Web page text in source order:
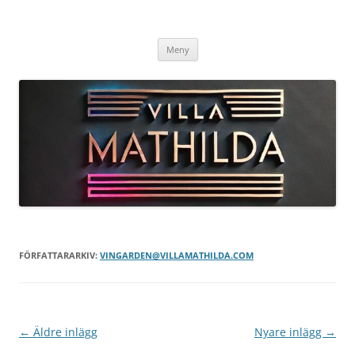
Meny
FÖRFATTARARKIV: VINGARDEN@VILLAMATHILDA.COM
Inläggsnavigering
← Äldre inlägg Nyare inlägg →